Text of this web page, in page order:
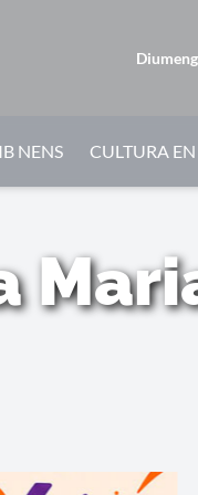
NENS CULTURA